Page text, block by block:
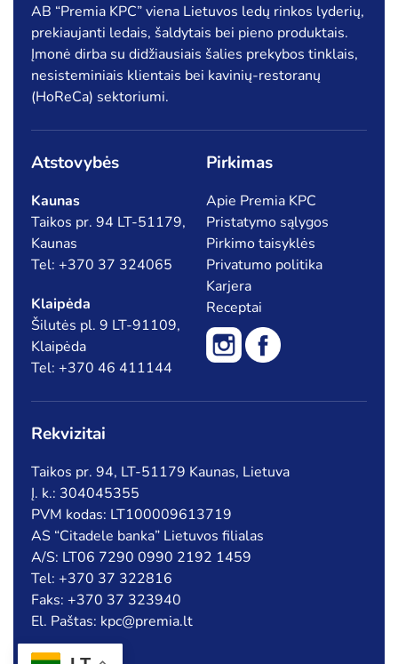
AB “Premia KPC” viena Lietuvos ledų rinkos lyderių,
prekiaujanti ledais, šaldytais bei pieno produktais.
Įmonė dirba su didžiausiais šalies prekybos tinklais,
nesisteminiais klientais bei kavinių-restoranų
(HoReCa) sektoriumi.
Atstovybės
Kaunas
Taikos pr. 94 LT-51179,
Kaunas
Tel: +370 37 324065
Klaipėda
Šilutės pl. 9 LT-91109,
Klaipėda
Tel: +370 46 411144
Pirkimas
Apie Premia KPC
Pristatymo sąlygos
Pirkimo taisyklės
Privatumo politika
Karjera
Receptai
Rekvizitai
Taikos pr. 94, LT-51179 Kaunas, Lietuva
Į. k.: 304045355
PVM kodas: LT100009613719
AS “Citadele banka” Lietuvos filialas
A/S: LT06 7290 0990 2192 1459
Tel: +370 37 322816
Faks: +370 37 323940
El. Paštas: kpc@premia.lt